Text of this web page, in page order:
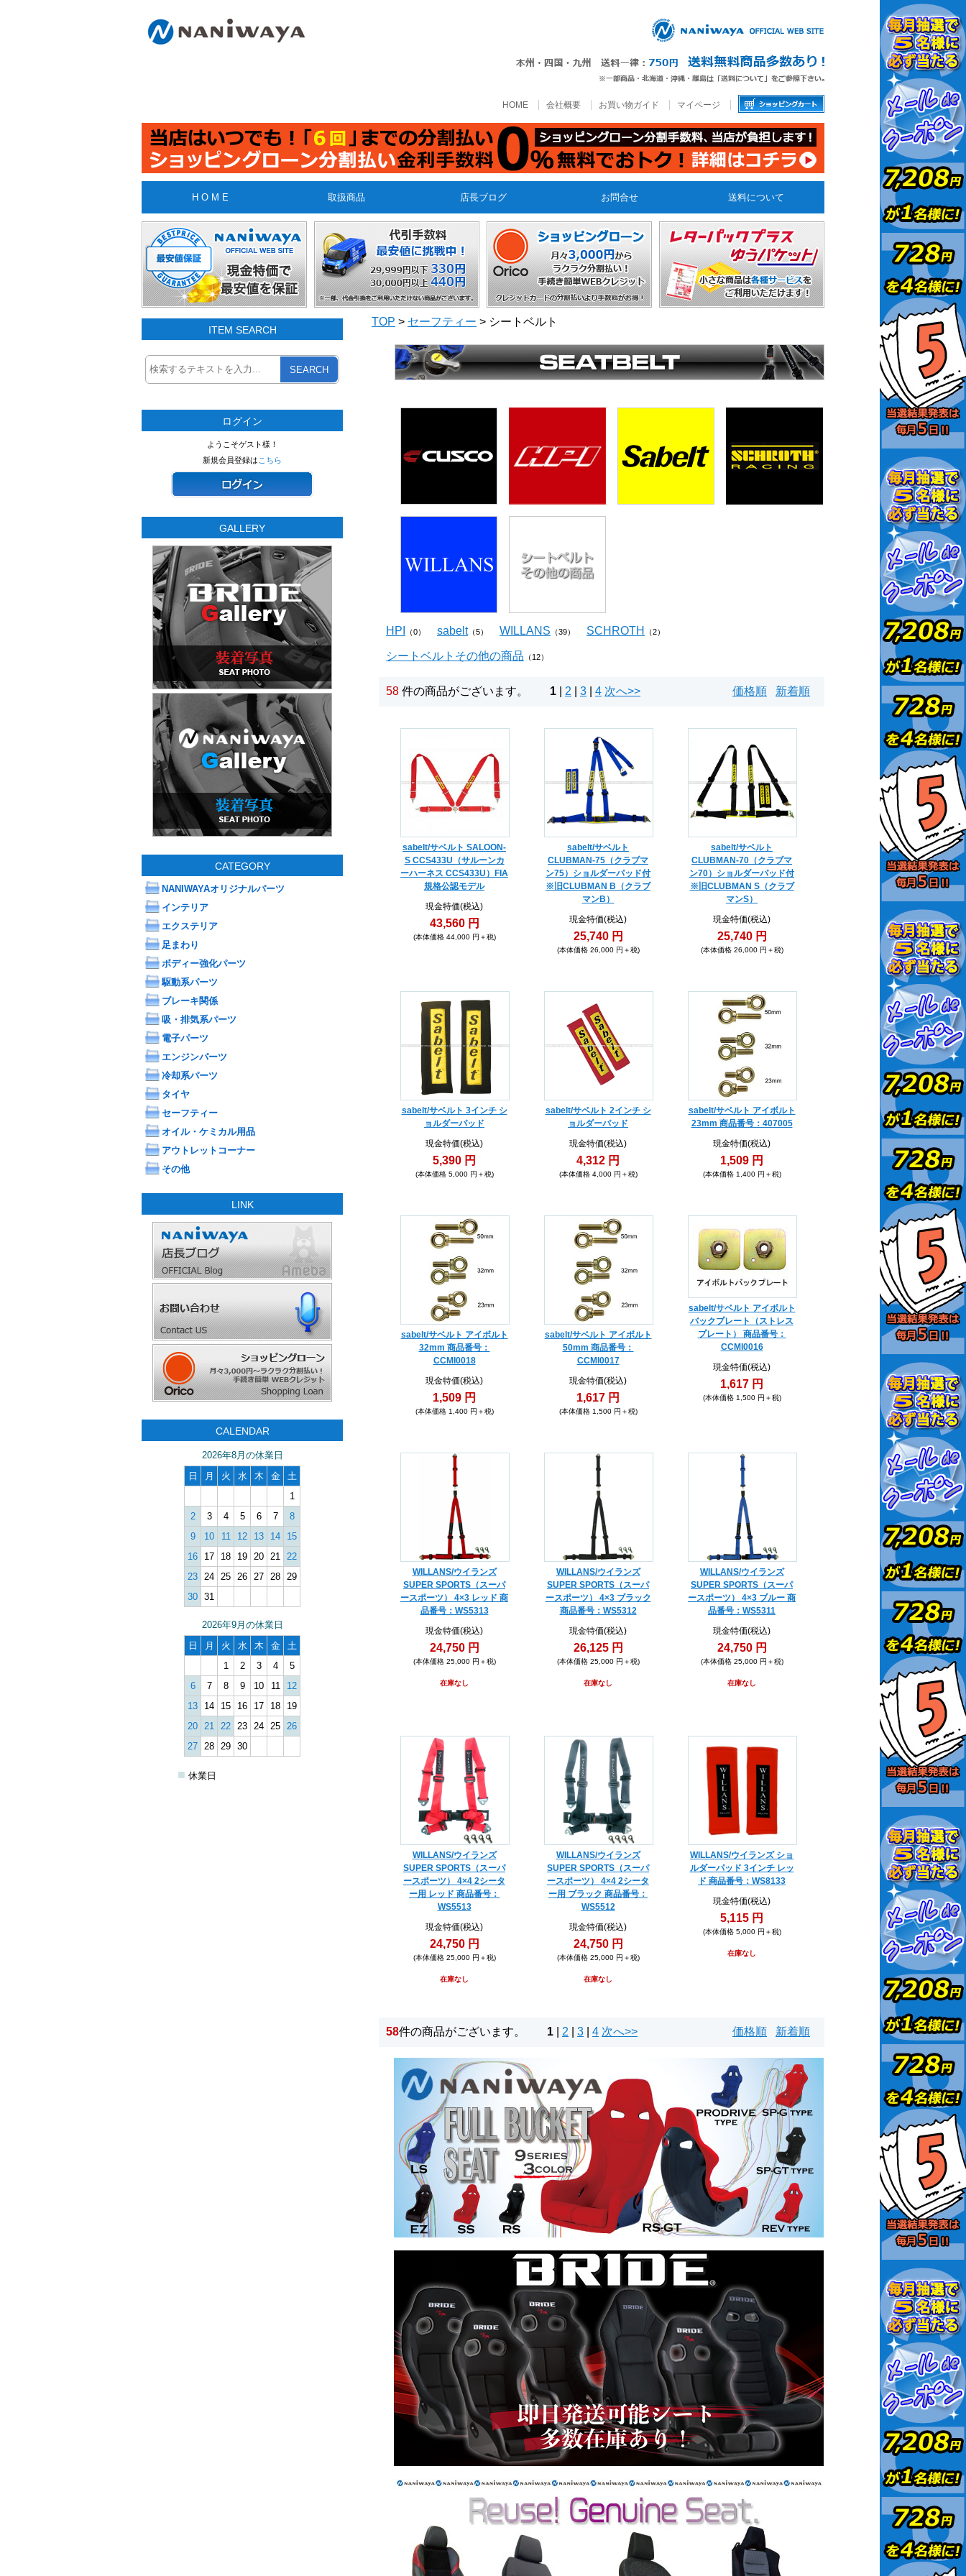
HOME 会社概要 お買い物ガイド マイページ
H O M E 取扱商品 店長ブログ お問合せ 送料について
ITEM SEARCH
SEARCH
ログイン
ようこそゲスト様！
新規会員登録は こちら
GALLERY
CATEGORY
NANIWAYAオリジナルパーツ
インテリア
エクステリア
足まわり
ボディー強化パーツ
駆動系パーツ
ブレーキ関係
吸・排気系パーツ
電子パーツ
エンジンパーツ
冷却系パーツ
タイヤ
セーフティー
オイル・ケミカル用品
アウトレットコーナー
その他
LINK
CALENDAR
2026年8月の休業日
日
月 火 水 木 金
土
1
2
3 4 5 6 7
8
9
10 11 12 13 14
15
16
17 18 19 20 21 22
23 24 25 26 27 28 29
30 31
2026年9月の休業日
日
月 火 水 木 金
土
1
2 3 4
5
6
7 8 9 10 11
12
13
14 15 16 17 18
19
20 21 22 23 24 25 26
27 28 29 30
■ 休業日
TOP > セーフティー > シートベルト
HPI （0） sabelt（5） WILLANS （39） SCHROTH （2）
シートベルトその他の商品 （12）
58 件の商品がございます。 1 2 3 4 次へ>> 価格順 新着順
sabelt/サベルト SALOON-
S CCS433U（サルーンカ
ーハーネス CCS433U）FIA
規格公認モデル
現金特価(税込)
43,560 円
(本体価格 44,000 円＋税)
sabelt/サベルト
CLUBMAN-75（クラブマ
ン75）ショルダーパッド付
※旧CLUBMAN B（クラブ
マンB）
現金特価(税込)
25,740 円
(本体価格 26,000 円＋税)
sabelt/サベルト
CLUBMAN-70（クラブマ
ン70）ショルダーパッド付
※旧CLUBMAN S（クラブ
マンS）
現金特価(税込)
25,740 円
(本体価格 26,000 円＋税)
sabelt/サベルト 3インチ シ
ョルダーパッド
現金特価(税込)
5,390 円
(本体価格 5,000 円＋税)
sabelt/サベルト 2インチ シ
ョルダーパッド
現金特価(税込)
4,312 円
(本体価格 4,000 円＋税)
sabelt/サベルト アイボルト
23mm 商品番号：407005
現金特価(税込)
1,509 円
(本体価格 1,400 円＋税)
sabelt/サベルト アイボルト
32mm 商品番号：
CCMI0018
現金特価(税込)
1,509 円
(本体価格 1,400 円＋税)
sabelt/サベルト アイボルト
50mm 商品番号：
CCMI0017
現金特価(税込)
1,617 円
(本体価格 1,500 円＋税)
sabelt/サベルト アイボルト
バックプレート（ストレス
プレート） 商品番号：
CCMI0016
現金特価(税込)
1,617 円
(本体価格 1,500 円＋税)
WILLANS/ウイランズ
SUPER SPORTS（スーパ
ースポーツ） 4×3 レッド 商
品番号：WS5313
現金特価(税込)
24,750 円
(本体価格 25,000 円＋税)
在庫なし
WILLANS/ウイランズ
SUPER SPORTS（スーパ
ースポーツ） 4×3 ブラック
商品番号：WS5312
現金特価(税込)
26,125 円
(本体価格 25,000 円＋税)
在庫なし
WILLANS/ウイランズ
SUPER SPORTS（スーパ
ースポーツ） 4×3 ブルー 商
品番号：WS5311
現金特価(税込)
24,750 円
(本体価格 25,000 円＋税)
在庫なし
WILLANS/ウイランズ
SUPER SPORTS（スーパ
ースポーツ） 4×4 2シータ
ー用 レッド 商品番号：
WS5513
現金特価(税込)
24,750 円
(本体価格 25,000 円＋税)
在庫なし
WILLANS/ウイランズ
SUPER SPORTS（スーパ
ースポーツ） 4×4 2シータ
ー用 ブラック 商品番号：
WS5512
現金特価(税込)
24,750 円
(本体価格 25,000 円＋税)
在庫なし
WILLANS/ウイランズ ショ
ルダーパッド 3インチ レッ
ド 商品番号：WS8133
現金特価(税込)
5,115 円
(本体価格 5,000 円＋税)
在庫なし
58件の商品がございます。 1 2 3 4 次へ>> 価格順 新着順